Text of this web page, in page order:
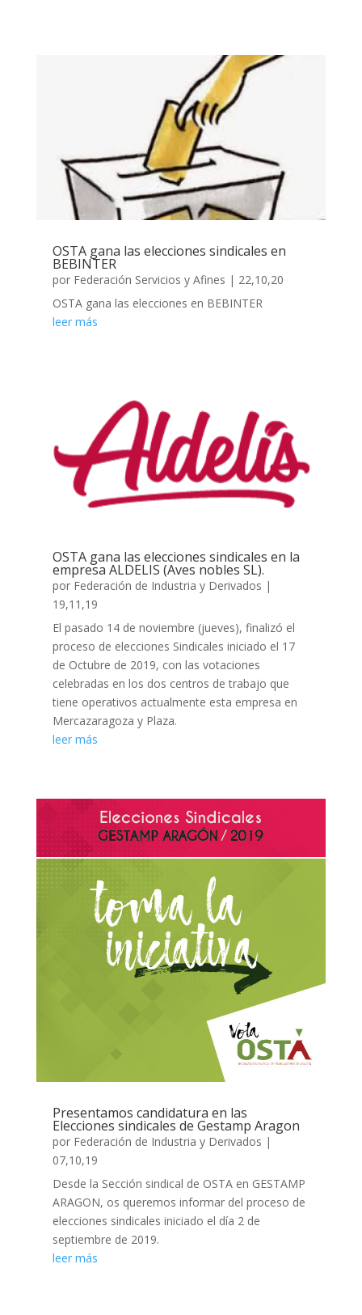
OSTA gana las elecciones sindicales en
BEBINTER
por Federación Servicios y Afines | 22,10,20
OSTA gana las elecciones en BEBINTER
leer más
OSTA gana las elecciones sindicales en la
empresa ALDELIS (Aves nobles SL).
por Federación de Industria y Derivados |
19,11,19
El pasado 14 de noviembre (jueves), finalizó el
proceso de elecciones Sindicales iniciado el 17
de Octubre de 2019, con las votaciones
celebradas en los dos centros de trabajo que
tiene operativos actualmente esta empresa en
Mercazaragoza y Plaza.
leer más
Presentamos candidatura en las
Elecciones sindicales de Gestamp Aragon
por Federación de Industria y Derivados |
07,10,19
Desde la Sección sindical de OSTA en GESTAMP
ARAGON, os queremos informar del proceso de
elecciones sindicales iniciado el día 2 de
septiembre de 2019.
leer más